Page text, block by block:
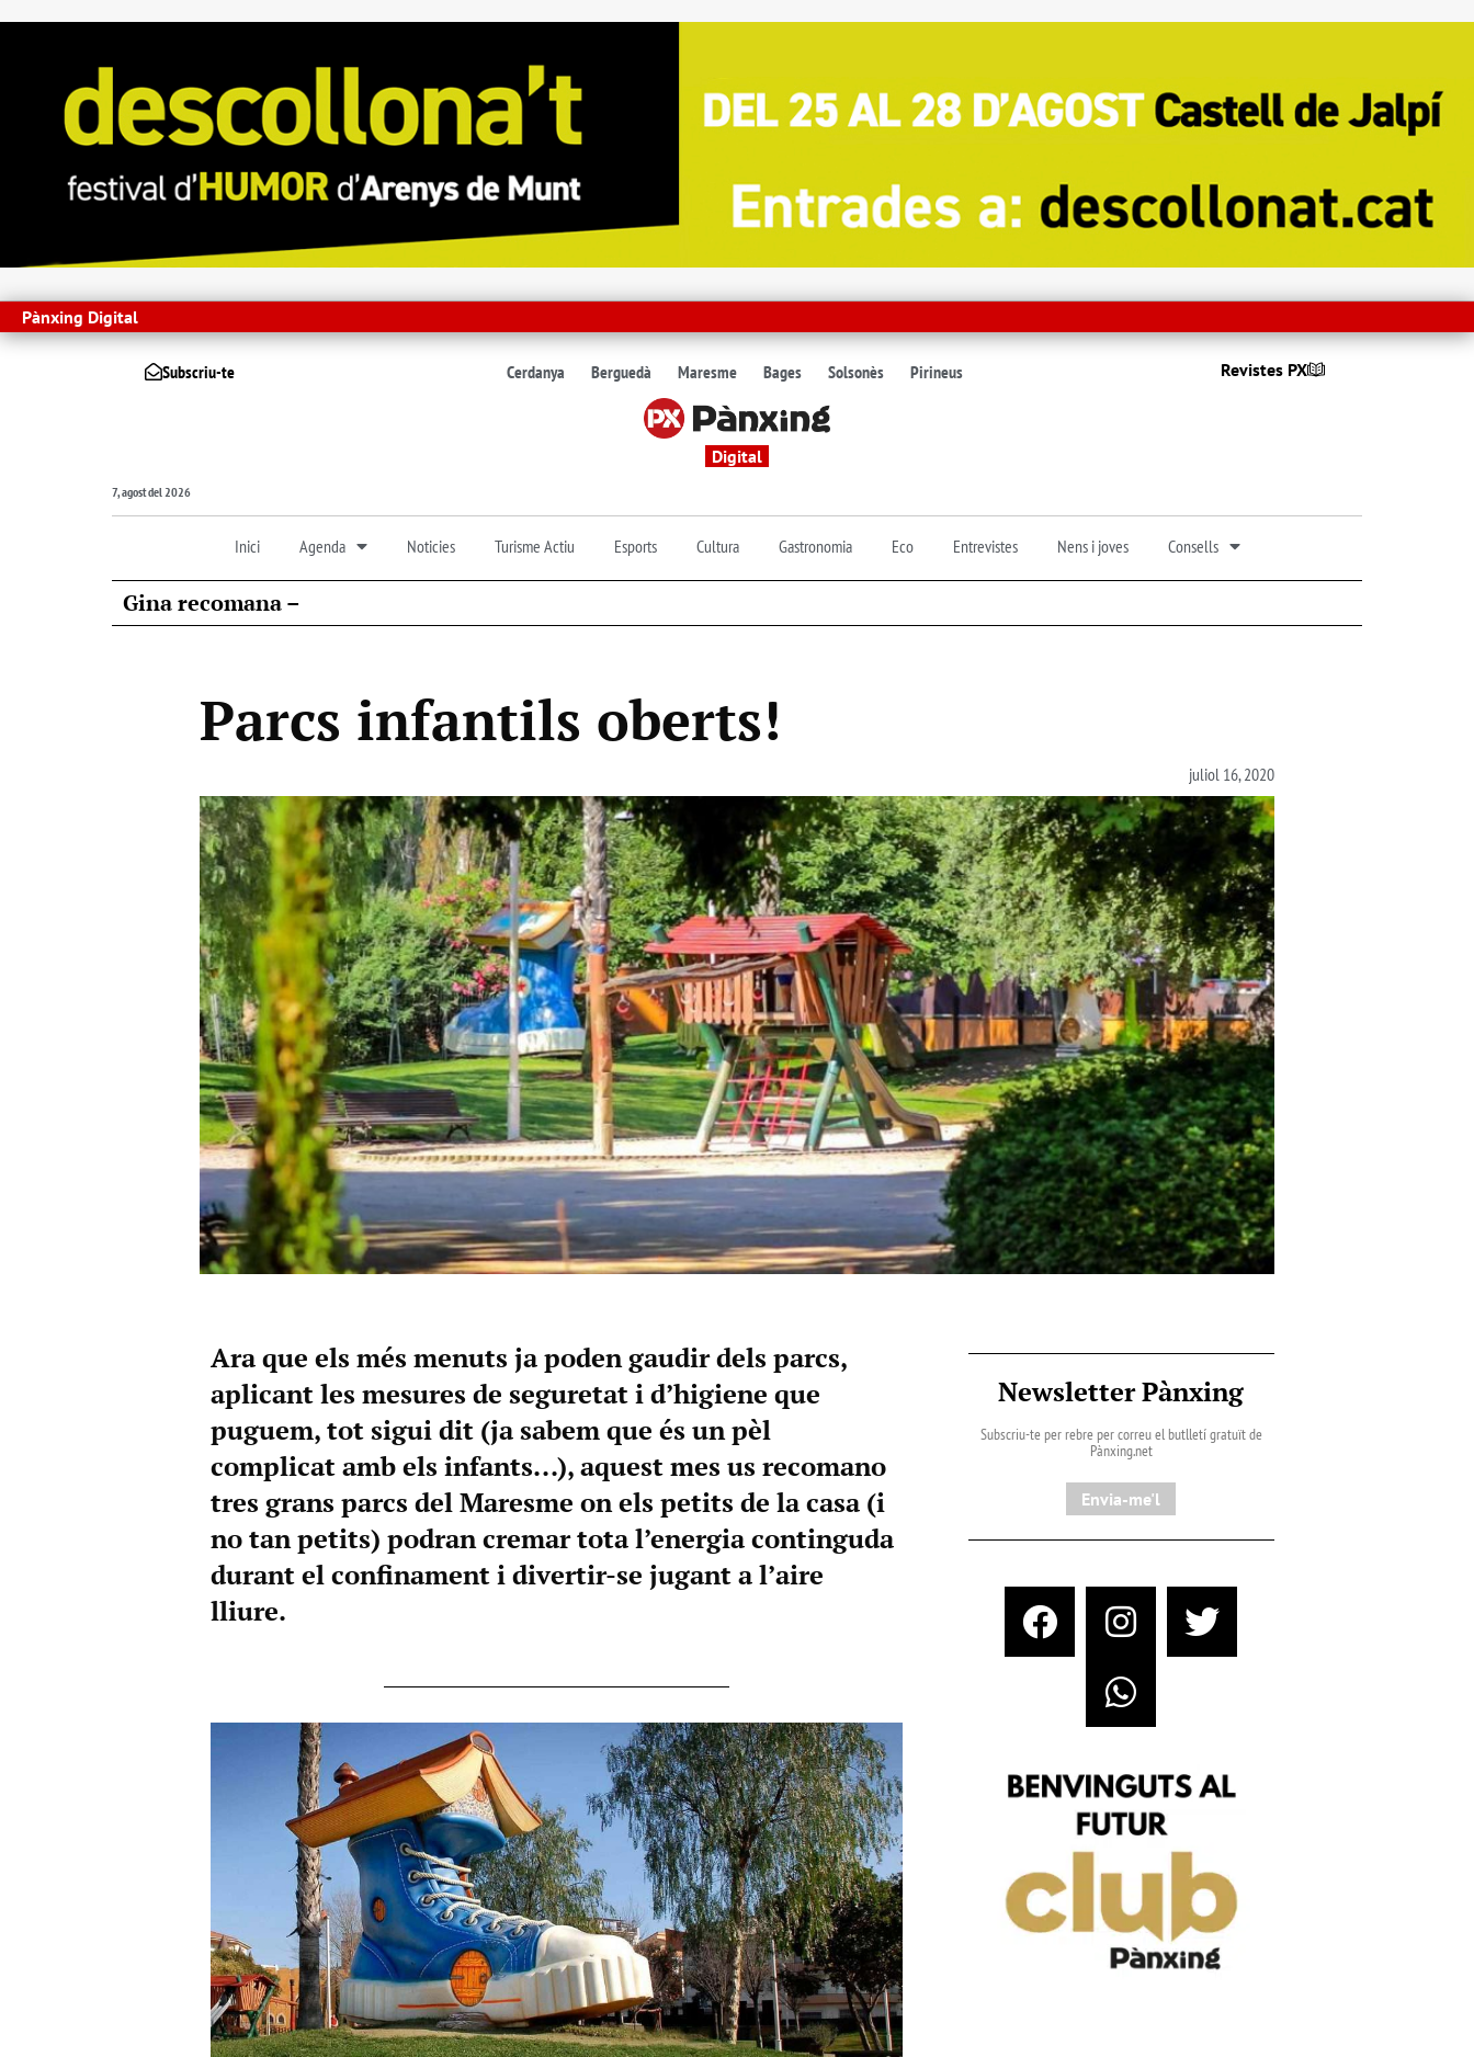
Pànxing Digital
Subscriu-te Cerdanya Berguedà Maresme Bages Solsonès Pirineus Revistes PX
Digital
7, agost del 2026
Inici Agenda Noticies Turisme Actiu Esports Cultura Gastronomia Eco Entrevistes Nens i joves Consells
Gina recomana –
Parcs infantils oberts!
juliol 16, 2020
Ara que els més menuts ja poden gaudir dels parcs,
aplicant les mesures de seguretat i d’higiene que
puguem, tot sigui dit (ja sabem que és un pèl
complicat amb els infants...), aquest mes us recomano
tres grans parcs del Maresme on els petits de la casa (i
no tan petits) podran cremar tota l’energia continguda
durant el confinament i divertir-se jugant a l’aire
lliure.
Newsletter Pànxing
Subscriu-te per rebre per correu el butlletí gratuït de
Pànxing.net​
Envia-me'l